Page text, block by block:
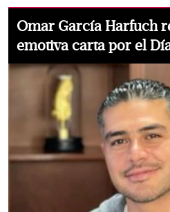
Omar García Harfuch
emotiva carta por el